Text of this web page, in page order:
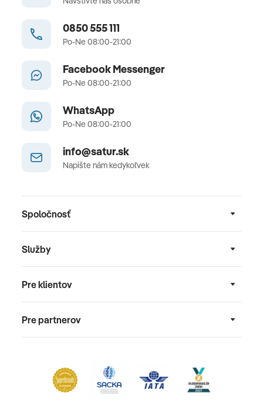
0850 555 111
Po-Ne 08:00-21:00
Facebook Messenger
Po-Ne 08:00-21:00
WhatsApp
Po-Ne 08:00-21:00
info@satur.sk
Napíšte nám kedykoľvek
Spoločnosť
Služby
Pre klientov
Pre partnerov